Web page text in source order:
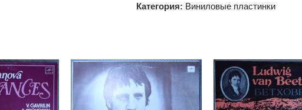
Категория: Виниловые пластинки